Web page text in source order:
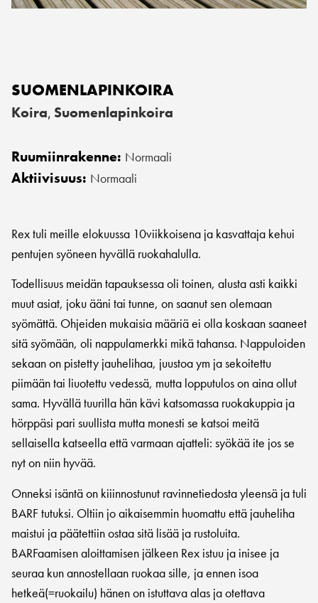
SUOMENLAPINKOIRA
Koira, Suomenlapinkoira
Ruumiinrakenne: Normaali
Aktiivisuus: Normaali
Rex tuli meille elokuussa 10viikkoisena ja kasvattaja kehui
pentujen syöneen hyvällä ruokahalulla.
Todellisuus meidän tapauksessa oli toinen, alusta asti kaikki
muut asiat, joku ääni tai tunne, on saanut sen olemaan
syömättä. Ohjeiden mukaisia määriä ei olla koskaan saaneet
sitä syömään, oli nappulamerkki mikä tahansa. Nappuloiden
sekaan on pistetty jauhelihaa, juustoa ym ja sekoitettu
piimään tai liuotettu vedessä, mutta lopputulos on aina ollut
sama. Hyvällä tuurilla hän kävi katsomassa ruokakuppia ja
hörppäsi pari suullista mutta monesti se katsoi meitä
sellaisella katseella että varmaan ajatteli: syökää ite jos se
nyt on niin hyvää.
Onneksi isäntä on kiiinnostunut ravinnetiedosta yleensä ja tuli
BARF tutuksi. Oltiin jo aikaisemmin huomattu että jauheliha
maistui ja päätettiin ostaa sitä lisää ja rustoluita.
BARFaamisen aloittamisen jälkeen Rex istuu ja inisee ja
seuraa kun annostellaan ruokaa sille, ja ennen isoa
hetkeä(=ruokailu) hänen on istuttava alas ja otettava